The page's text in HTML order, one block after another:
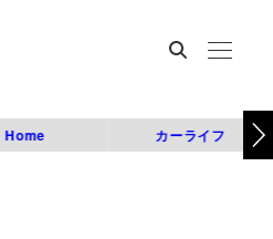
Home カーライフ